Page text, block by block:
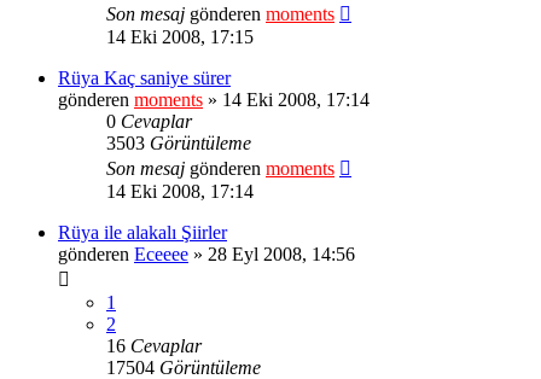
Son mesaj gönderen moments
14 Eki 2008, 17:15
Rüya Kaç saniye sürer
gönderen moments » 14 Eki 2008, 17:14
0 Cevaplar
3503 Görüntüleme
Son mesaj gönderen moments
14 Eki 2008, 17:14
Rüya ile alakalı Şiirler
gönderen Eceeee » 28 Eyl 2008, 14:56
1
2
16 Cevaplar
17504 Görüntüleme